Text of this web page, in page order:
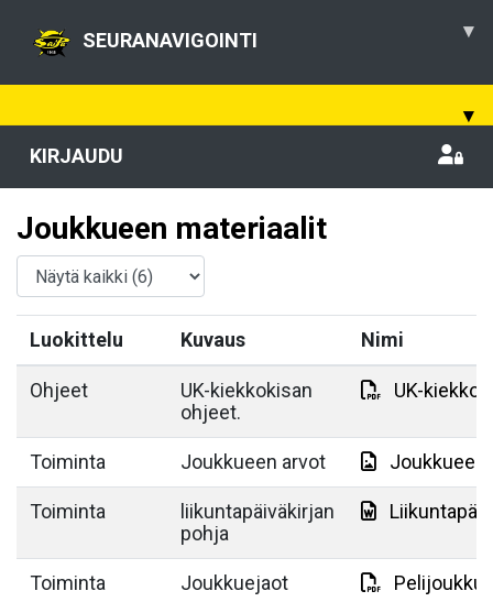
SEURANAVIGOINTI ▾
▾
KIRJAUDU
Joukkueen materiaalit
Luokittelu Kuvaus Nimi
Ohjeet
UK-kiekkokisan
ohjeet.
UK-
Toiminta Joukkueen arvot
Toiminta
liikuntapäiväkirjan
pohja
Toiminta Joukkuejaot